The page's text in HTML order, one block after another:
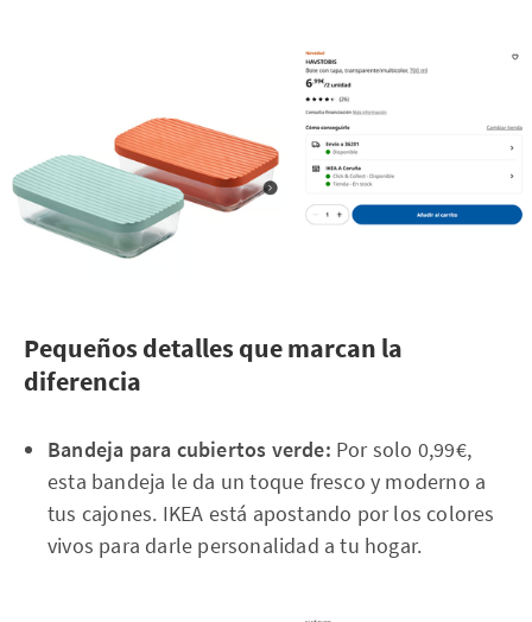
Pequeños detalles que marcan la
diferencia
Bandeja para cubiertos verde: Por solo 0,99€,
esta bandeja le da un toque fresco y moderno a
tus cajones. IKEA está apostando por los colores
vivos para darle personalidad a tu hogar.